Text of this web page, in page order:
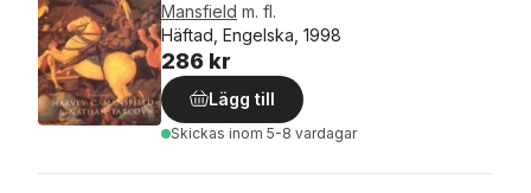
Mansfield m. fl.
Häftad, Engelska, 1998
286 kr
Lägg till
Skickas inom 5-8 vardagar